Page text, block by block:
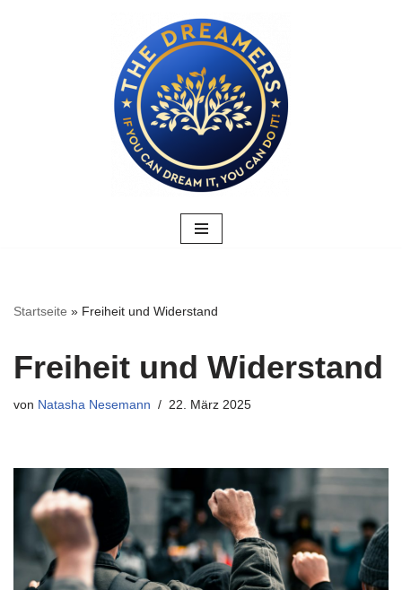
Startseite » Freiheit und Widerstand
Freiheit und Widerstand
von Natasha Nesemann 22. März 2025